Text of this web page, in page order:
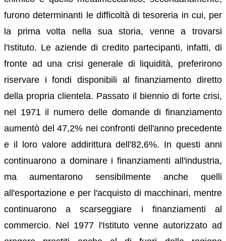
furono determinanti le difficoltà di tesoreria in cui, per
la prima volta nella sua storia, venne a trovarsi
l'Istituto. Le aziende di credito partecipanti, infatti, di
fronte ad una crisi generale di liquidità, preferirono
riservare i fondi disponibili al finanziamento diretto
della propria clientela. Passato il biennio di forte crisi,
nel 1971 il numero delle domande di finanziamento
aumentò del 47,2% nei confronti dell'anno precedente
e il loro valore addirittura dell'82,6%. In questi anni
continuarono a dominare i finanziamenti all'industria,
ma aumentarono sensibilmente anche quelli
all'esportazione e per l'acquisto di macchinari, mentre
continuarono a scarseggiare i finanziamenti al
commercio. Nel 1977 l'Istituto venne autorizzato ad